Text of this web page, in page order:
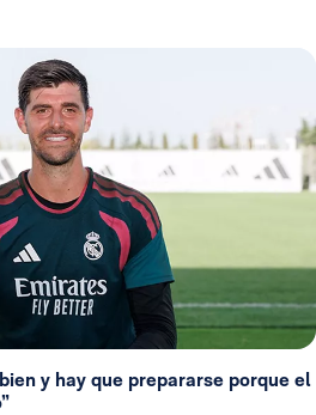
y hay que prepararse porque el